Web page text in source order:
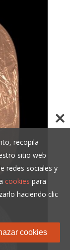
recopila
sitio web
redes sociales y
cookies para
haciendo clic
cookies